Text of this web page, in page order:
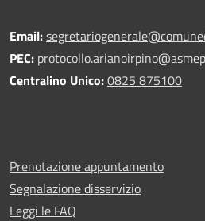
Email:
PEC:
Centralino Unico:0825 875100
Prenotazione appuntamento
Segnalazione disservizio
Leggi le FAQ